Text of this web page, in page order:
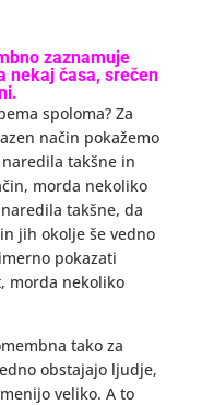
zaznamuje
nekaj časa, srečen
spoloma? Za
način pokažemo
takšne in
morda nekoliko
takšne, da
jih okolje še vedno
pokazati
morda nekoliko
tako za
obstajajo ljudje,
veliko. A to